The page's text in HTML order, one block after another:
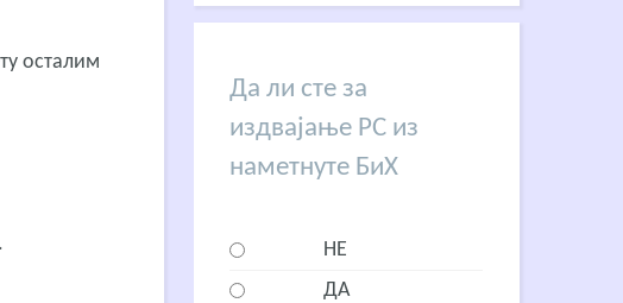
осталим
Да ли сте за
издвајање РС из
наметнуте БиХ
НЕ
ДА